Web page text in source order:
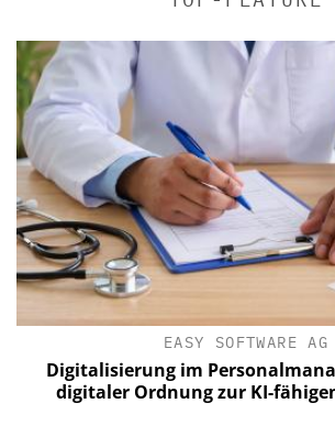
EASY SOFTWARE AG
Digitalisierung im
digitaler Ordnung zur KI-